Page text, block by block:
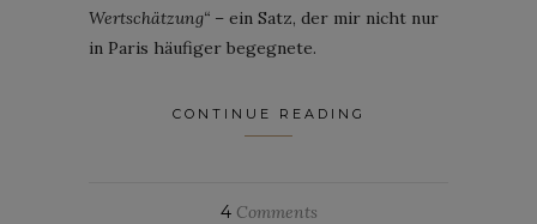
Wertschätzung“ – ein Satz, der mir nicht nur
in Paris häufiger begegnete.
CONTINUE READING
4Comments